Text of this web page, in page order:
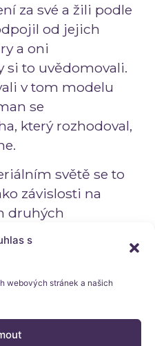
s
webových stránek a našich
za své a žili podle
od jejich
a oni
si to uvědomovali.
v tom modelu
se
který rozhodoval,
světě se to
závislosti na
druhých
Je to
mimo
sami sobě, ztratili
odpojili se od